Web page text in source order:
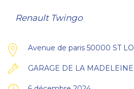
Renault Twingo
Avenue de paris 50000 ST LO
GARAGE DE LA MADELEINE